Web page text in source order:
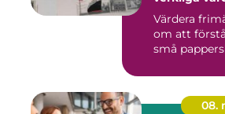
Värdera
om att
små
08.